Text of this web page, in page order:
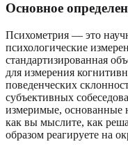
Основное
Психометрия — это
психологические
стандартизированная
для измерения
поведенческих
субъективных
измеримые,
как вы мыслите, как
образом реагируете на